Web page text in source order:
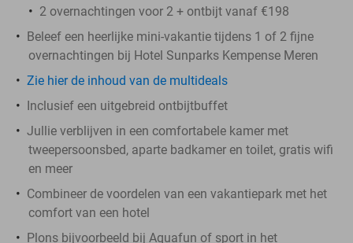
2 overnachtingen voor 2 + ontbijt vanaf €198
Beleef een heerlijke mini-vakantie tijdens 1 of 2 fijne
overnachtingen bij Hotel Sunparks Kempense Meren
Zie hier de inhoud van de multideals
Inclusief een uitgebreid ontbijtbuffet
Jullie verblijven in een comfortabele kamer met
tweepersoonsbed, aparte badkamer en toilet, gratis wifi
en meer
Combineer de voordelen van een vakantiepark met het
comfort van een hotel
Plons bijvoorbeeld bij Aquafun of sport in het